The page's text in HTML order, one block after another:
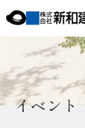
イベント